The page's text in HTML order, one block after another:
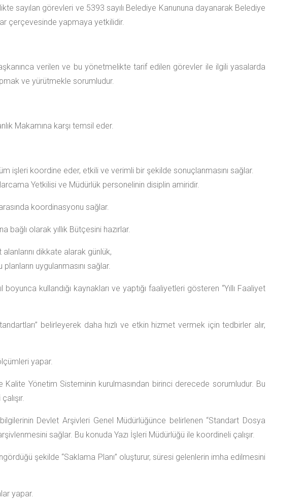
sayılan görevleri ve 5393 sayılı Belediye Kanununa dayanarak Belediye
çerçevesinde yapmaya yetkilidir.
verilen ve bu yönetmelikte tarif edilen görevler ile ilgili yasalarda
ve yürütmekle sorumludur.
Makamına karşı temsil eder.
işleri koordine eder, etkili ve verimli bir şekilde sonuçlanmasını sağlar.
Yetkilisi ve Müdürlük personelinin disiplin amiridir.
koordinasyonu sağlar.
bağlı olarak yıllık Bütçesini hazırlar.
dikkate alarak günlük,
planların uygulanmasını sağlar.
kullandığı kaynakları ve yaptığı faaliyetleri gösteren “Yıllı Faaliyet
belirleyerek daha hızlı ve etkin hizmet vermek için tedbirler alır,
yapar.
Yönetim Sisteminin kurulmasından birinci derecede sorumludur. Bu
Devlet Arşivleri Genel Müdürlüğünce belirlenen “Standart Dosya
sağlar. Bu konuda Yazı İşleri Müdürlüğü ile koordineli çalışır.
şekilde “Saklama Planı” oluşturur, süresi gelenlerin imha edilmesini
yapar.